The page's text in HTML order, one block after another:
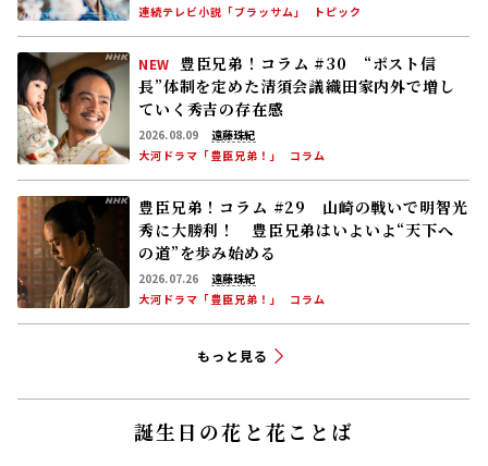
連続テレビ小説「ブラッサム」
トピック
NEW
豊臣兄弟！コラム #30 “ポスト信
長”体制を定めた清須会議――織田家内外で増し
ていく秀吉の存在感
2026.08.09
遠藤珠紀
大河ドラマ「豊臣兄弟！」
コラム
豊臣兄弟！コラム #29 山崎の戦いで明智光
秀に大勝利！ 豊臣兄弟はいよいよ“天下へ
の道”を歩み始める
2026.07.26
遠藤珠紀
大河ドラマ「豊臣兄弟！」
コラム
もっと見る
誕生日の花と花ことば